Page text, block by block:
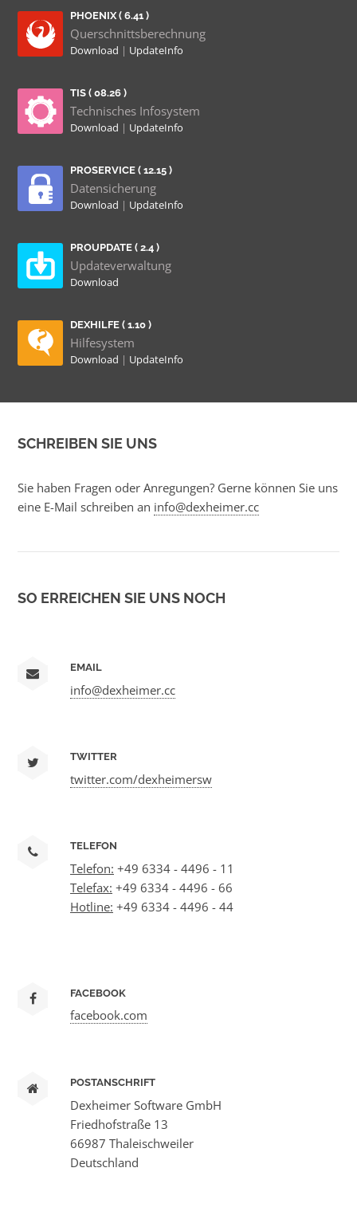
PHOENIX ( 6.41 )
Querschnittsberechnung
Download | UpdateInfo
TIS ( 08.26 )
Technisches Infosystem
Download | UpdateInfo
PROSERVICE ( 12.15 )
Datensicherung
Download | UpdateInfo
PROUPDATE ( 2.4 )
Updateverwaltung
Download
DEXHILFE ( 1.10 )
Hilfesystem
Download | UpdateInfo
SCHREIBEN SIE UNS
Sie haben Fragen oder Anregungen? Gerne können Sie uns
eine E-Mail schreiben an info@dexheimer.cc
SO ERREICHEN SIE UNS NOCH
EMAIL
info@dexheimer.cc
TWITTER
twitter.com/dexheimersw
TELEFON
Telefon: +49 6334 - 4496 - 11
Telefax: +49 6334 - 4496 - 66
Hotline: +49 6334 - 4496 - 44
FACEBOOK
facebook.com
POSTANSCHRIFT
Dexheimer Software GmbH
Friedhofstraße 13
66987 Thaleischweiler
Deutschland